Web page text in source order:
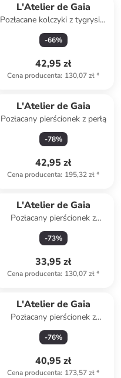
L'Atelier de Gaia
Pozłacane kolczyki z tygrysim
okiem
-66%
42,95 zł
Cena producenta: 130,07 zł*
L'Atelier de Gaia
Pozłacany pierścionek z perłą
-78%
42,95 zł
Cena producenta: 195,32 zł*
L'Atelier de Gaia
Pozłacany pierścionek z
labradorytem
-73%
33,95 zł
Cena producenta: 130,07 zł*
L'Atelier de Gaia
Pozłacany pierścionek z
agatem
-76%
40,95 zł
Cena producenta: 173,57 zł*